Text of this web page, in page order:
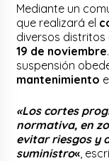
Mediante un
que realizará el
diversos
19 de noviembre
suspensión
mantenimiento
«Los cortes
normativa, en
evitar riesgos y
suministro« ,